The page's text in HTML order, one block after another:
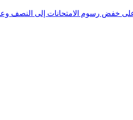
خفض رسوم الامتحانات إلى النصف